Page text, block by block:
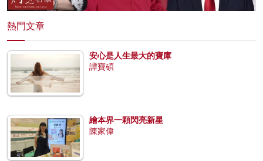
熱門文章
安心是人生最大的寶庫
譚寶碩
繪本界一顆閃亮新星
陳家偉